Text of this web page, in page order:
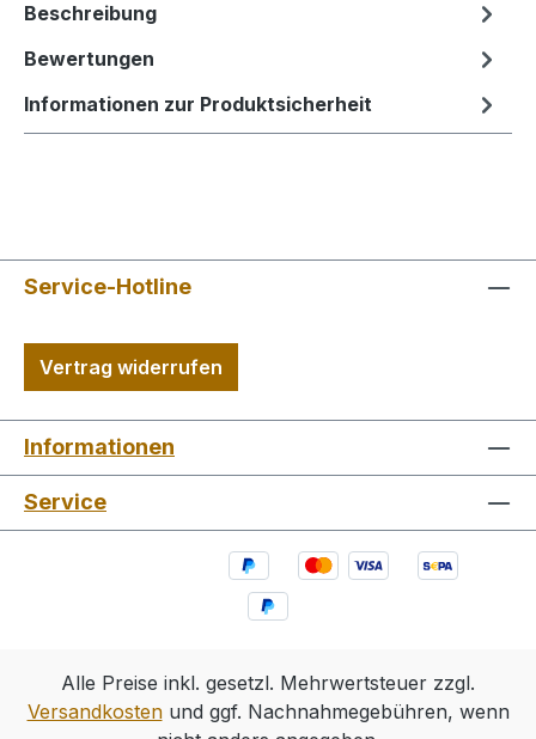
Beschreibung
Bewertungen
Informationen zur Produktsicherheit
Service-Hotline
Vertrag widerrufen
Informationen
Service
Alle Preise inkl. gesetzl. Mehrwertsteuer zzgl.
Versandkostenund ggf. Nachnahmegebühren, wenn